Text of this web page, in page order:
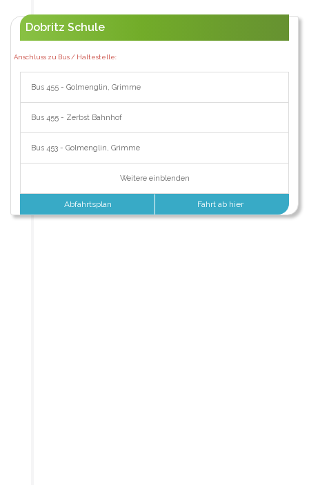
Dobritz Schule
Anschluss zu Bus / Haltestelle:
Bus 455 - Golmenglin, Grimme
Bus 455 - Zerbst Bahnhof
Bus 453 - Golmenglin, Grimme
Weitere einblenden
Abfahrtsplan Fahrt ab hier